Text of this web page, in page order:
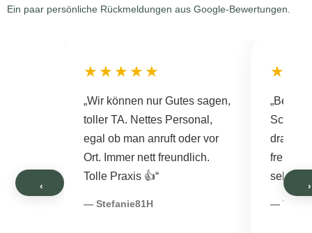
Ein paar persönliche Rückmeldungen aus Google-Bewertungen.
‹
★★★★★
„Wir können nur Gutes sagen,
toller TA. Nettes Personal,
egal ob man anruft oder vor
Ort. Immer nett freundlich.
Tolle Praxis 👍“
— Stefanie81H
„Beim
sehr
— Tobi
›